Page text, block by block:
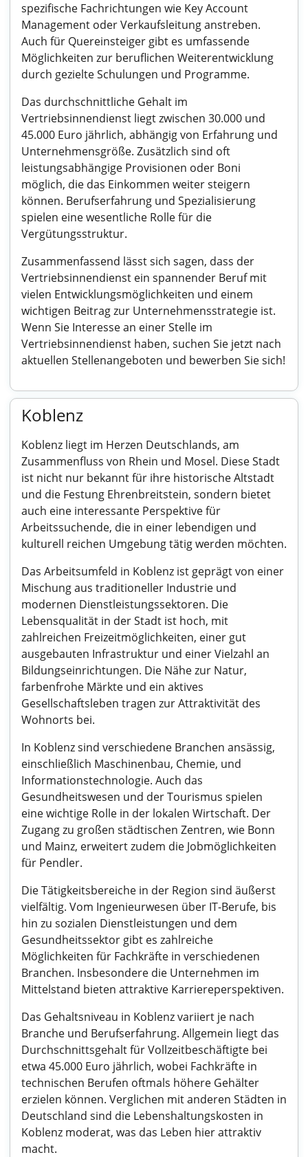
spezifische Fachrichtungen wie Key Account
Management oder Verkaufsleitung anstreben.
Auch für Quereinsteiger gibt es umfassende
Möglichkeiten zur beruflichen Weiterentwicklung
durch gezielte Schulungen und Programme.
Das durchschnittliche Gehalt im
Vertriebsinnendienst liegt zwischen 30.000 und
45.000 Euro jährlich, abhängig von Erfahrung und
Unternehmensgröße. Zusätzlich sind oft
leistungsabhängige Provisionen oder Boni
möglich, die das Einkommen weiter steigern
können. Berufserfahrung und Spezialisierung
spielen eine wesentliche Rolle für die
Vergütungsstruktur.
Zusammenfassend lässt sich sagen, dass der
Vertriebsinnendienst ein spannender Beruf mit
vielen Entwicklungsmöglichkeiten und einem
wichtigen Beitrag zur Unternehmensstrategie ist.
Wenn Sie Interesse an einer Stelle im
Vertriebsinnendienst haben, suchen Sie jetzt nach
aktuellen Stellenangeboten und bewerben Sie sich!
Koblenz
Koblenz liegt im Herzen Deutschlands, am
Zusammenfluss von Rhein und Mosel. Diese Stadt
ist nicht nur bekannt für ihre historische Altstadt
und die Festung Ehrenbreitstein, sondern bietet
auch eine interessante Perspektive für
Arbeitssuchende, die in einer lebendigen und
kulturell reichen Umgebung tätig werden möchten.
Das Arbeitsumfeld in Koblenz ist geprägt von einer
Mischung aus traditioneller Industrie und
modernen Dienstleistungssektoren. Die
Lebensqualität in der Stadt ist hoch, mit
zahlreichen Freizeitmöglichkeiten, einer gut
ausgebauten Infrastruktur und einer Vielzahl an
Bildungseinrichtungen. Die Nähe zur Natur,
farbenfrohe Märkte und ein aktives
Gesellschaftsleben tragen zur Attraktivität des
Wohnorts bei.
In Koblenz sind verschiedene Branchen ansässig,
einschließlich Maschinenbau, Chemie, und
Informationstechnologie. Auch das
Gesundheitswesen und der Tourismus spielen
eine wichtige Rolle in der lokalen Wirtschaft. Der
Zugang zu großen städtischen Zentren, wie Bonn
und Mainz, erweitert zudem die Jobmöglichkeiten
für Pendler.
Die Tätigkeitsbereiche in der Region sind äußerst
vielfältig. Vom Ingenieurwesen über IT-Berufe, bis
hin zu sozialen Dienstleistungen und dem
Gesundheitssektor gibt es zahlreiche
Möglichkeiten für Fachkräfte in verschiedenen
Branchen. Insbesondere die Unternehmen im
Mittelstand bieten attraktive Karriereperspektiven.
Das Gehaltsniveau in Koblenz variiert je nach
Branche und Berufserfahrung. Allgemein liegt das
Durchschnittsgehalt für Vollzeitbeschäftigte bei
etwa 45.000 Euro jährlich, wobei Fachkräfte in
technischen Berufen oftmals höhere Gehälter
erzielen können. Verglichen mit anderen Städten in
Deutschland sind die Lebenshaltungskosten in
Koblenz moderat, was das Leben hier attraktiv
macht.